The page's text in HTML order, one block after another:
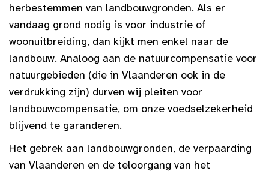
herbestemmen van landbouwgronden. Als er
vandaag grond nodig is voor industrie of
woonuitbreiding, dan kijkt men enkel naar de
landbouw. Analoog aan de natuurcompensatie voor
natuurgebieden (die in Vlaanderen ook in de
verdrukking zijn) durven wij pleiten voor
landbouwcompensatie, om onze voedselzekerheid
blijvend te garanderen.
Het gebrek aan landbouwgronden, de verpaarding
van Vlaanderen en de teloorgang van het